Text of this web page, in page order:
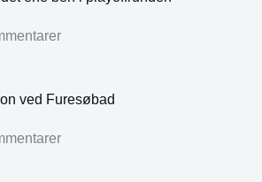
ved Furesøbad